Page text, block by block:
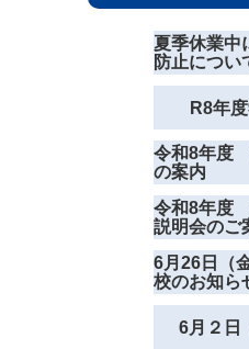
夏季休業中
防止につい
R8年
令和8年度
の案内
令和8年度
説明会のご
6月26日（
校のお知ら
6月２日